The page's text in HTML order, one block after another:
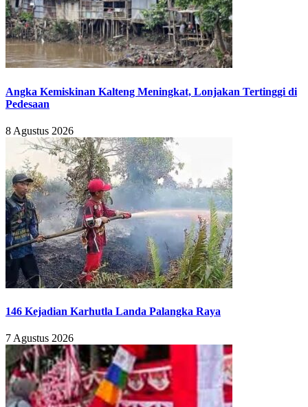
Angka Kemiskinan Kalteng Meningkat, Lonjakan Tertinggi di
Pedesaan
8 Agustus 2026
146 Kejadian Karhutla Landa Palangka Raya
7 Agustus 2026